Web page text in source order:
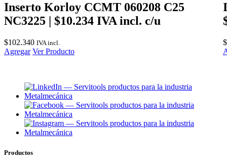
Inserto Korloy CCMT 060208 C25
NC3225 | $10.234 IVA incl. c/u
$102.340 IVA incl.
Agregar Ver Producto
$
Productos